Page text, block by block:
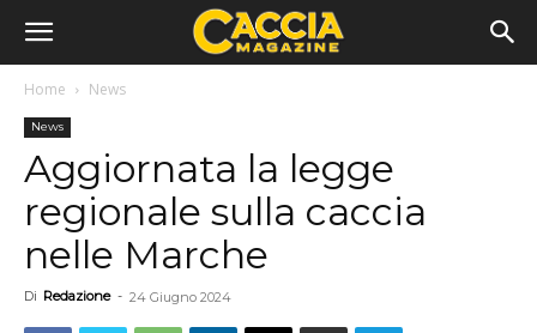
Home News
News
Aggiornata la legge
regionale sulla caccia
nelle Marche
Di Redazione - 24 Giugno 2024